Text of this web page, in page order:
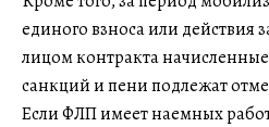
единого взноса или действия
лицом контракта
санкций и пени подлежат
Если ФЛП имеет наемных